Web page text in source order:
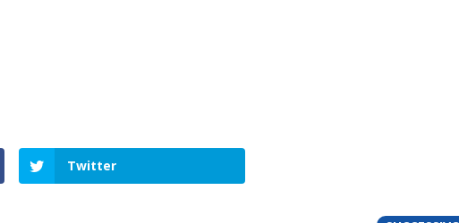
Twitter